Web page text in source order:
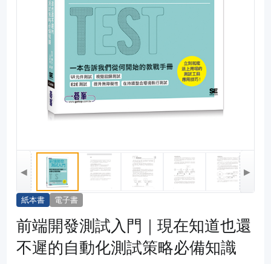
◀ ▶
紙本書 電子書
前端開發測試入門｜現在知道也還
不遲的自動化測試策略必備知識